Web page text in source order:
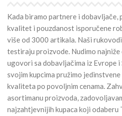
Kada biramo partnere i dobavljače,
kvalitet i pouzdanost isporučene
više od 3000 artikala. Naši
testiraju proizvode. Nudimo najniže
ugovori sa dobavljačima iz Evrope i
svojim kupcima pružimo
kvaliteta po povoljnim cenama.
asortimanu proizvoda,
najzahtjevnijih kupaca koji odaberu